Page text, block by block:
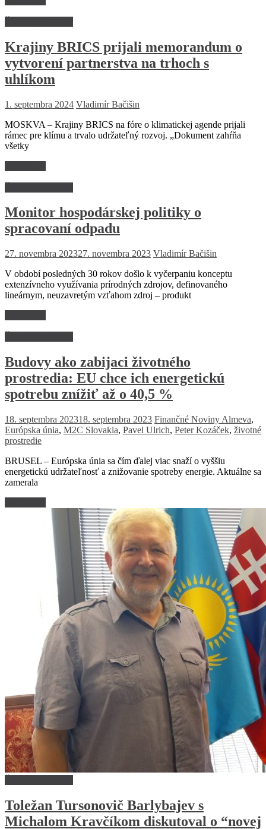
Krajiny BRICS prijali memorandum o
vytvorení partnerstva na trhoch s
uhlíkom
1. septembra 2024 Vladimír Bačišin
MOSKVA – Krajiny BRICS na fóre o klimatickej agende prijali
rámec pre klímu a trvalo udržateľný rozvoj. „Dokument zahŕňa
všetky
Monitor hospodárskej politiky o
spracovaní odpadu
27. novembra 202327. novembra 2023 Vladimír Bačišin
V období posledných 30 rokov došlo k vyčerpaniu konceptu
extenzívneho využívania prírodných zdrojov, definovaného
lineárnym, neuzavretým vzťahom zdroj – produkt
Budovy ako zabijaci životného
prostredia: EU chce ich energetickú
spotrebu znížiť až o 40,5 %
18. septembra 202318. septembra 2023 Finančné Noviny Almeva,
Európska únia, M2C Slovakia, Pavel Ulrich, Peter Kozáček, životné
prostredie
BRUSEL – Európska únia sa čím ďalej viac snaží o vyššiu
energetickú udržateľnosť a znižovanie spotreby energie. Aktuálne sa
zamerala
Toležan Tursonovič Barlybajev s
Michalom Kravčíkom diskutoval o “novej